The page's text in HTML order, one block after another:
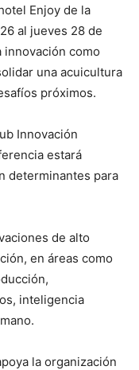
Enjoy de la
al jueves 28 de
como
una acuicultura
próximos.
Innovación
estará
determinantes para
de alto
en áreas como
inteligencia
la organización